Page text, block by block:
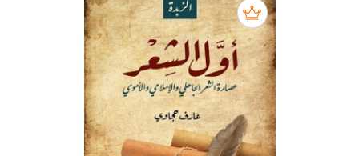
تبرع للمكتبة
بريميوم book